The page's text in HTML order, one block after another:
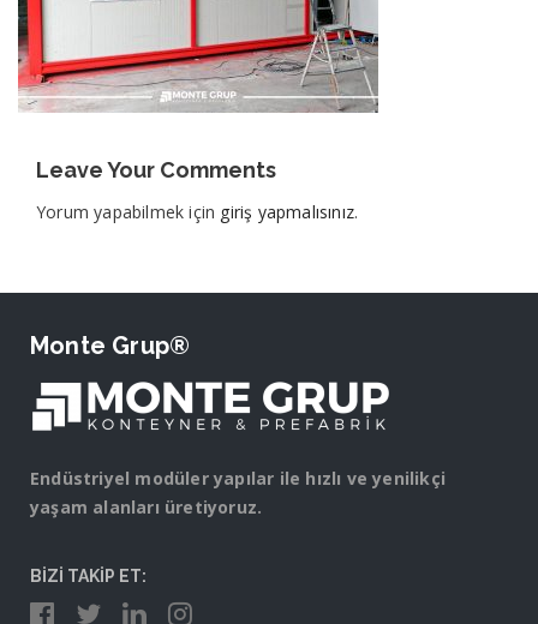
Leave Your Comments
Yorum yapabilmek için giriş yapmalısınız.
Monte Grup®
Endüstriyel modüler yapılar ile hızlı ve yenilikçi
yaşam alanları üretiyoruz.
BİZİ TAKİP ET: